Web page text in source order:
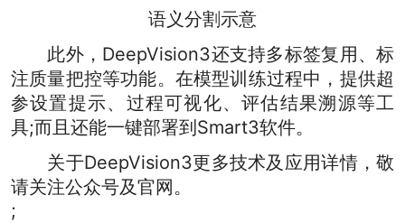
语义分割示意
此外，DeepVision3还支持多标签复用、标
注质量把控等功能。在模型训练过程中，提供超
参设置提示、过程可视化、评估结果溯源等工
具;而且还能一键部署到Smart3软件。
关于DeepVision3更多技术及应用详情，敬
请关注公众号及官网。
;